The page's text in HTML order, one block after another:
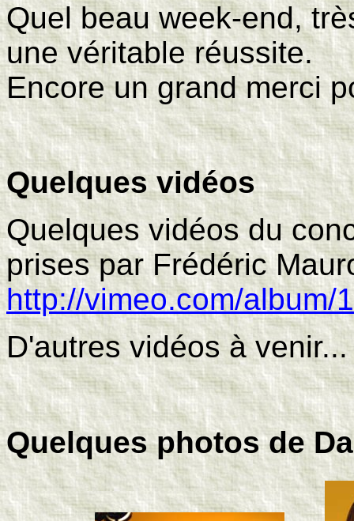
Quel beau week-end,
une véritable réussite.
Encore un grand merci
Quelques vidéos
Quelques vidéos du
prises par Frédéric
http://vimeo.com/album/
D'autres vidéos à venir...
Quelques photos de